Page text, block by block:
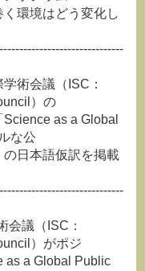
環境はどう変化し
術会議（ISC：
）の
as a Global
な公
日本語仮訳を掲載
議（ISC：
）がポジ
as a Global Public